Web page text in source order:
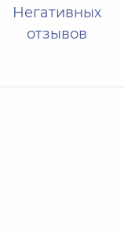
Негативных
отзывов